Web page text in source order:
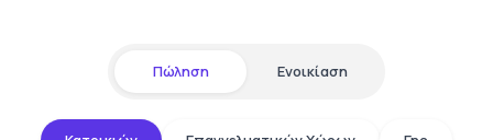
Πώληση Ενοικίαση